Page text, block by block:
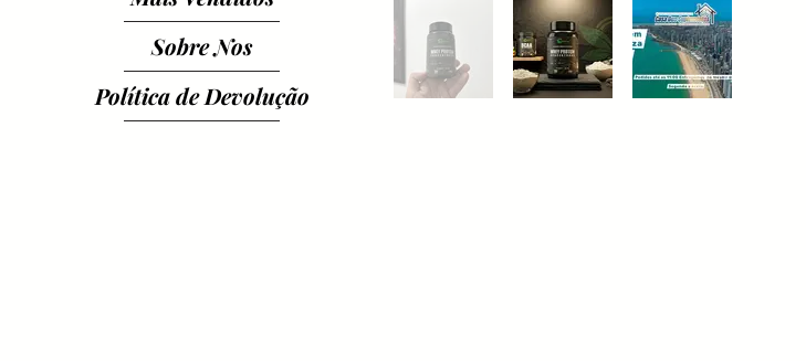
Sobre Nos
Política de Devolução